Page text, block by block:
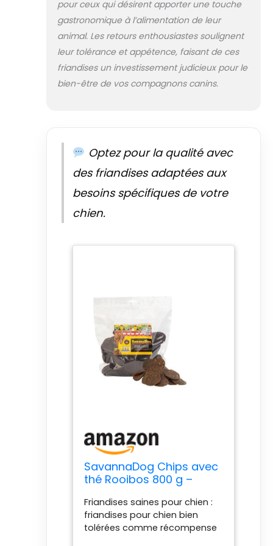
SAVANNADOG: Délicieuses
friandises pour chien pour tous
les amis à quatre pattes. Nous
sommes synonymes de
produits de qualité supérieure
et durables qui profitent à la
fois à votre animal de
pour ceux qui désirent apporter une touche
gastronomique à l’alimentation de leur
animal. Les retours enthousiastes soulignent
leur tolérance et appétence, faisant de ces
friandises un investissement judicieux pour le
bien-être de vos compagnons canins.
Optez pour la qualité avec
des friandises adaptées aux
besoins spécifiques de votre
chien.
SavannaDog Chips avec
thé Rooibos 800 g –
sans céréales et
hypoallergéniques,
friandises pour chiens
Friandises saines pour chien :
friandises pour chien bien
tolérées comme récompense